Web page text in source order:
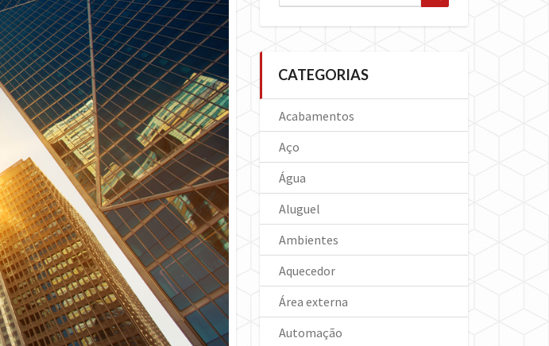
for:
CATEGORIAS
Acabamentos
Aço
Água
Aluguel
Ambientes
Aquecedor
Área externa
Automação